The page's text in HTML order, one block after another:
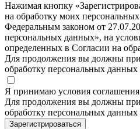
Нажимая кнопку
на обработку моих
Федеральным законом от
персональных данных», на
определенных в Согласии на
Для продолжения вы должны
обработку персональных данных
Я принимаю условия
Для продолжения вы должны
обработку персональных данных
Зарегистрироваться